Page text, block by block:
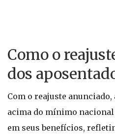
Como o
dos
Com o reajuste anunciado,
acima do mínimo
em seus benefícios,